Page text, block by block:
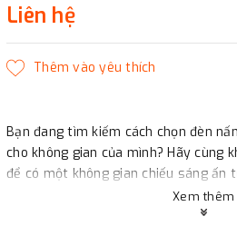
Liên hệ
Bạn đang tìm kiếm cách chọn đèn
cho không gian của mình? Hãy cùng
để có một không gian chiếu sáng ấn
sân vườn không chỉ đơn thuần là
phẩm nghệ thuật làm đẹp cho khu
Xem thêm